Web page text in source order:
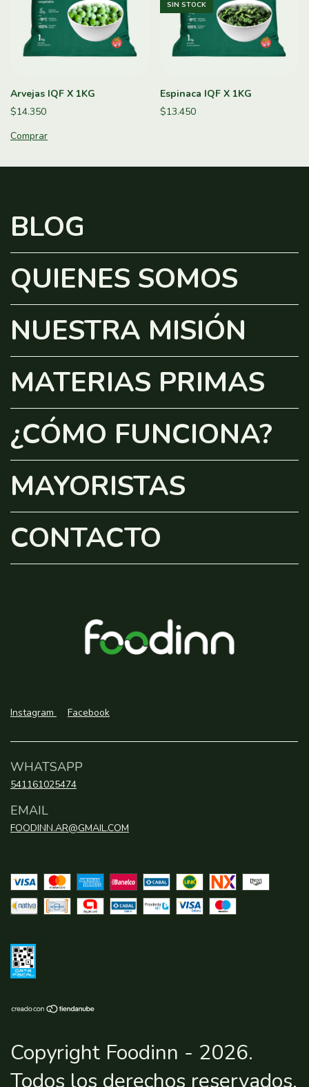
Arvejas IQF X 1KG
$14.350
SIN STOCK
Espinaca IQF X 1KG
$13.450
BLOG
QUIENES SOMOS
NUESTRA MISIÓN
MATERIAS PRIMAS
¿CÓMO FUNCIONA?
MAYORISTAS
CONTACTO
Instagram Facebook
WHATSAPP
541161025474
EMAIL
FOODINN.AR@GMAIL.COM
Copyright Foodinn - 2026.
Todos los derechos reservados.